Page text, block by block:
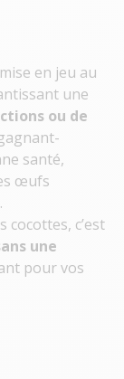
en jeu au
une
ou de
santé,
œufs
c’est
une
pour vos